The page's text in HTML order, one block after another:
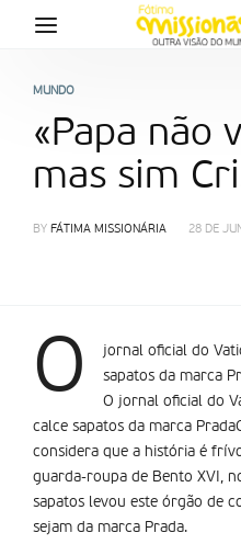
MUNDO
«Papa não
mas sim
BY FÁTIMA MISSIONÁRIA 28 DE
O
jornal oficial do
sapatos da marca
O jornal oficial do
calce sapatos da marca
considera que a história é
guarda-roupa de Bento XVI,
sapatos levou este órgão de
sejam da marca Prada.